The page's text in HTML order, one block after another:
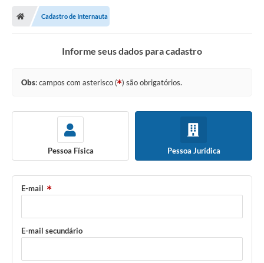
A Prefeitura
Processo Seletivo/Concurso Público
Taxas de Inscrição/Guia de Arrecadação / Tributos
Online
Plano Diretor Participativo de Serro/MG
Planejamento e Orçamento Público: PPA - LOA -
Sala Mineira do Empreendedor de Serro/MG
Lei Paulo Gustavo
Turismo
Cadastro de Internauta
Informe seus dados para cadastro
Obs: campos com asterisco ( ) são obrigatórios.
Pessoa Física Pessoa Jurídica
E-mail
E-mail secundário